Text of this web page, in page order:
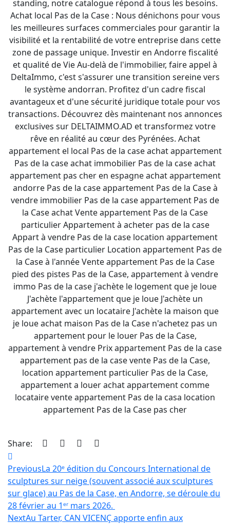
Share:
Navigation
de
l’article
PreviousLa 20ᵉ édition du Concours International de
sculptures sur neige (souvent associé aux sculptures
sur glace) au Pas de la Case, en Andorre, se déroule du
28 février au 1ᵉʳ mars 2026.
NextAu Tarter, CAN VICENÇ apporte enfin aux